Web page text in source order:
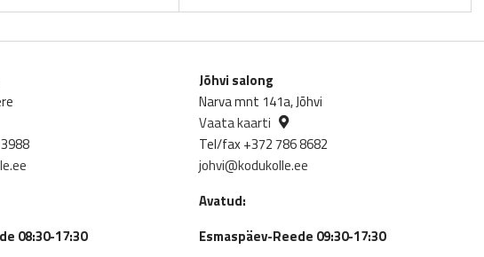
08:30-17:30
Jõhvi salong
Narva mnt 141a, Jõhvi
Vaata kaarti
Tel/fax +372 786 8682
johvi@kodukolle.ee
Avatud:
Esmaspäev-Reede 09:30-17:30